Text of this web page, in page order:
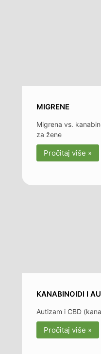
MIGRENE
Migrena vs.
za žene
Pročitaj više »
KANABINOIDI I
Autizam i CBD
Pročitaj više »